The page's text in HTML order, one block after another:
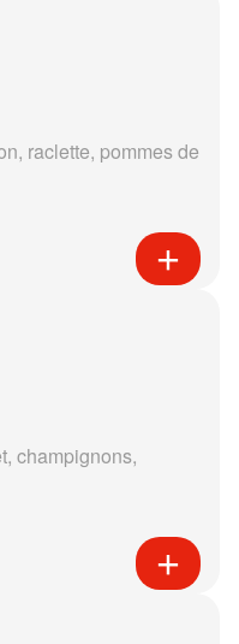
raclette, pommes de
champignons,